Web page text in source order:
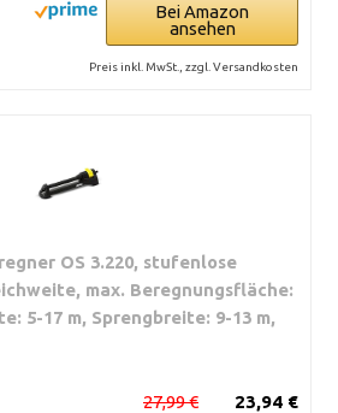
Bei Amazon
ansehen
Preis inkl. MwSt., zzgl. Versandkosten
OS 3.220, stufenlose
max. Beregnungsfläche:
5-17 m, Sprengbreite: 9-13 m,
23,94 €
27,99 €